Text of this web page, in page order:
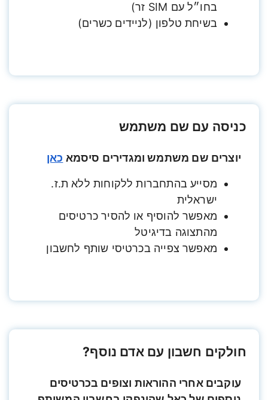
בחו״ל עם SIM זר)
בשיחת טלפון (לניידים כשרים)
כניסה עם שם משתמש
יוצרים שם משתמש ומגדירים סיסמא כאן
מסייע בהתחברות ללקוחות ללא ת.ז.
ישראלית
מאפשר להוסיף או להסיר כרטיסים
מהתצוגה בדיגיטל
מאפשר צפייה בכרטיסי שותף לחשבון
חולקים חשבון עם אדם נוסף?
עוקבים אחרי ההוראות וצופים בכרטיסים